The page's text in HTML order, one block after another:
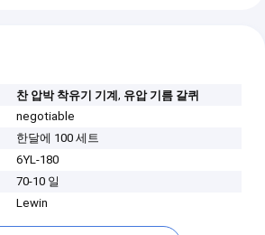
찬 압박 착유기 기계, 유압 기름 갈퀴
negotiable
한달에 100 세트
6YL-180
70-10 일
Lewin